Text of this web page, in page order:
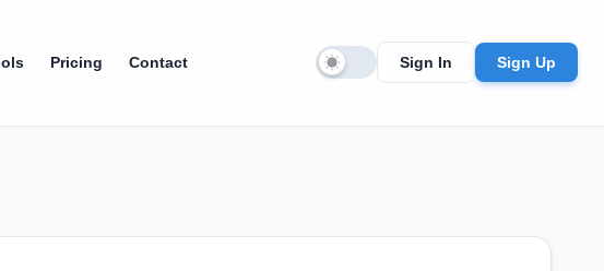
Pricing Contact Sign In Sign Up